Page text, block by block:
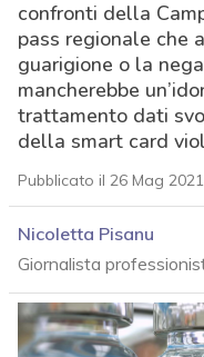
confronti della
pass regionale che
guarigione o la
mancherebbe
trattamento dati
della smart card
Pubblicato il 26 Mag 2021
Nicoletta Pisanu
Giornalista